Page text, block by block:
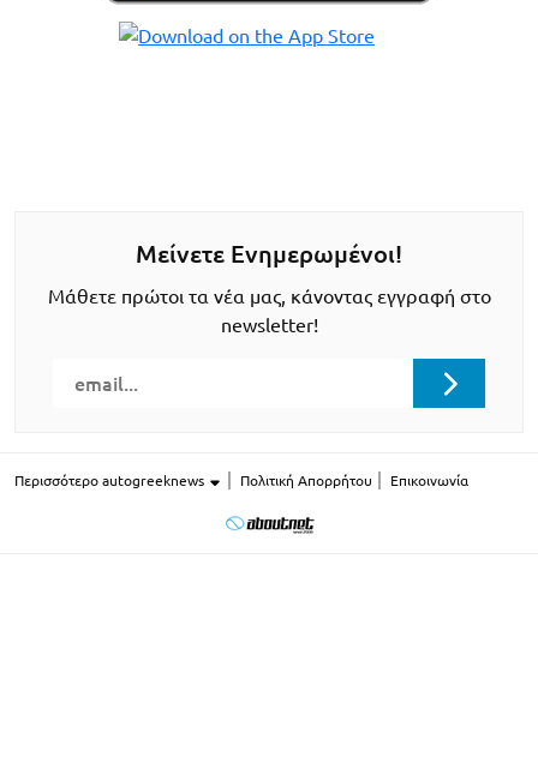
Μείνετε Ενημερωμένοι!
Μάθετε πρώτοι τα νέα μας, κάνοντας εγγραφή στο
newsletter!
Περισσότερο autogreeknews Πολιτική Απορρήτου Επικοινωνία